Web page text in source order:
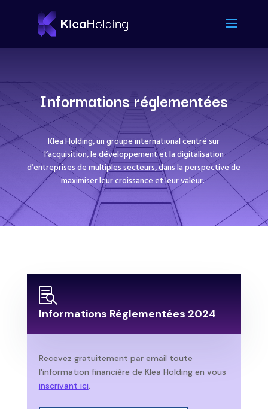
Informations réglementées
Klea Holding, un groupe international centré sur
l’acquisition, le développement et la digitalisation
d’entreprises de multiples secteurs, dans la perspective de
maximiser leur croissance et leur valeur.

Informations Réglementées 2024
Recevez gratuitement par email toute
l'information financière de Klea Holding en vous
inscrivant ici